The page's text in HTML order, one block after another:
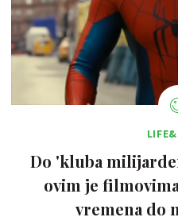
Do 'kluba
ovim je
vremena do